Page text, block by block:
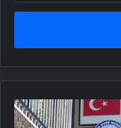
adresinizi
Mattia